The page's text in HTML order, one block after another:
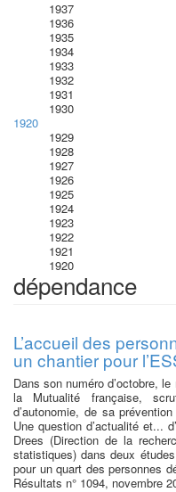
1937
1936
1935
1934
1933
1932
1931
1930
1920
1929
1928
1927
1926
1925
1924
1923
1922
1921
1920
dépendance
L’accueil des
un chantier pour
Dans son numéro d’octobre,
la Mutualité française,
d’autonomie, de sa
Une question d’actualité et...
Drees (Direction de la
statistiques) dans deux
pour un quart des personnes
Résultats n° 1094, novembre